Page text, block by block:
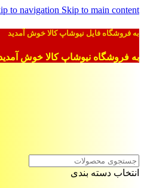
to navigation Skip to main content
به فروشگاه فایل نیوشاپ کالا خوش آمدید
به فروشگاه نیوشاپ کالا خوش
انتخاب دسته بندی